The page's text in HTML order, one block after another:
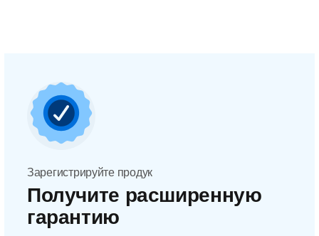
Зарегистрируйте продук
Получите расширенную
гарантию